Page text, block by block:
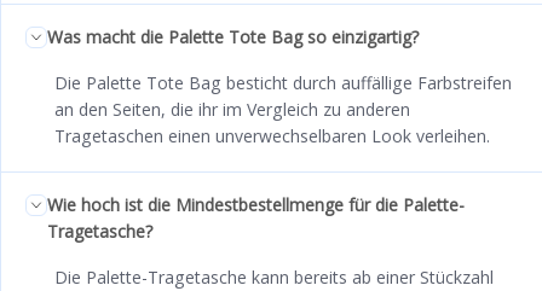
Was macht die Palette Tote Bag so einzigartig?
Die Palette Tote Bag besticht durch auffällige Farbstreifen
an den Seiten, die ihr im Vergleich zu anderen
Tragetaschen einen unverwechselbaren Look verleihen.
Wie hoch ist die Mindestbestellmenge für die Palette-
Tragetasche?
Die Palette-Tragetasche kann bereits ab einer Stückzahl